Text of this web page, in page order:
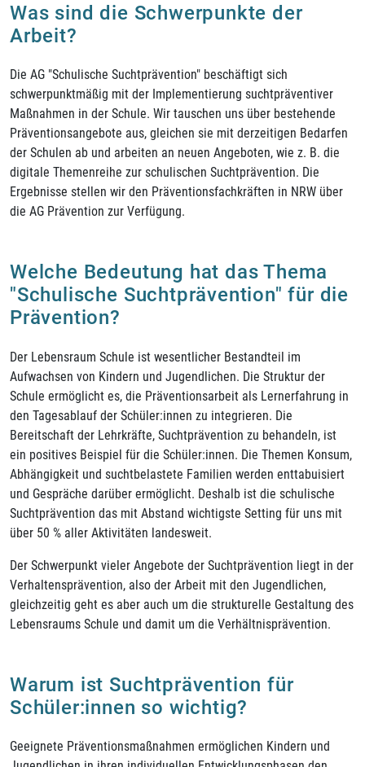
Was sind die Schwerpunkte der
Arbeit?
Die AG "Schulische Suchtprävention" beschäftigt sich
schwerpunktmäßig mit der Implementierung suchtpräventiver
Maßnahmen in der Schule. Wir tauschen uns über bestehende
Präventionsangebote aus, gleichen sie mit derzeitigen Bedarfen
der Schulen ab und arbeiten an neuen Angeboten, wie z. B. die
digitale Themenreihe zur schulischen Suchtprävention. Die
Ergebnisse stellen wir den Präventionsfachkräften in NRW über
die AG Prävention zur Verfügung.
Welche Bedeutung hat das Thema
"Schulische Suchtprävention" für die
Prävention?
Der Lebensraum Schule ist wesentlicher Bestandteil im
Aufwachsen von Kindern und Jugendlichen. Die Struktur der
Schule ermöglicht es, die Präventionsarbeit als Lernerfahrung in
den Tagesablauf der Schüler:innen zu integrieren. Die
Bereitschaft der Lehrkräfte, Suchtprävention zu behandeln, ist
ein positives Beispiel für die Schüler:innen. Die Themen Konsum,
Abhängigkeit und suchtbelastete Familien werden enttabuisiert
und Gespräche darüber ermöglicht. Deshalb ist die schulische
Suchtprävention das mit Abstand wichtigste Setting für uns mit
über 50 % aller Aktivitäten landesweit.
Der Schwerpunkt vieler Angebote der Suchtprävention liegt in der
Verhaltensprävention, also der Arbeit mit den Jugendlichen,
gleichzeitig geht es aber auch um die strukturelle Gestaltung des
Lebensraums Schule und damit um die Verhältnisprävention.
Warum ist Suchtprävention für
Schüler:innen so wichtig?
Geeignete Präventionsmaßnahmen ermöglichen Kindern und